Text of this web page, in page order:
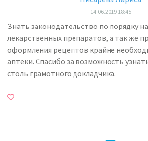
14.06.2019 18:45
Знать законодательство по порядку
лекарственных препаратов, а так же
оформления рецептов крайне
аптеки. Спасибо за возможность
столь грамотного докладчика.